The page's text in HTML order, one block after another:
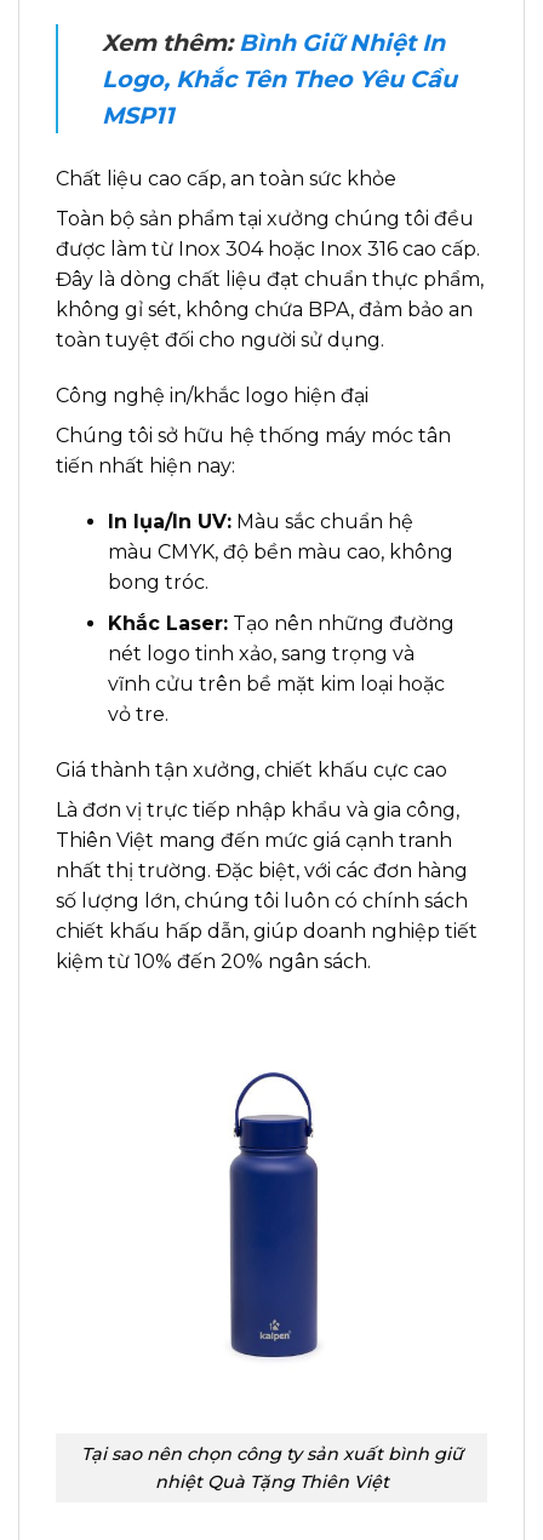
Xem thêm:Bình Giữ Nhiệt In
Logo, Khắc Tên Theo Yêu Cầu
MSP11
Chất liệu cao cấp, an toàn sức khỏe
Toàn bộ sản phẩm tại xưởng chúng tôi đều
được làm từ Inox 304 hoặc Inox 316 cao cấp.
Đây là dòng chất liệu đạt chuẩn thực phẩm,
không gỉ sét, không chứa BPA, đảm bảo an
toàn tuyệt đối cho người sử dụng.
Công nghệ in/khắc logo hiện đại
Chúng tôi sở hữu hệ thống máy móc tân
tiến nhất hiện nay:
In lụa/In UV:Màu sắc chuẩn hệ
màu CMYK, độ bền màu cao, không
bong tróc.
Khắc Laser:Tạo nên những đường
nét logo tinh xảo, sang trọng và
vĩnh cửu trên bề mặt kim loại hoặc
vỏ tre.
Giá thành tận xưởng, chiết khấu cực cao
Là đơn vị trực tiếp nhập khẩu và gia công,
Thiên Việt mang đến mức giá cạnh tranh
nhất thị trường. Đặc biệt, với các đơn hàng
số lượng lớn, chúng tôi luôn có chính sách
chiết khấu hấp dẫn, giúp doanh nghiệp tiết
kiệm từ 10% đến 20% ngân sách.
Tại sao nên chọn công ty sản xuất bình giữ
nhiệt Quà Tặng Thiên Việt